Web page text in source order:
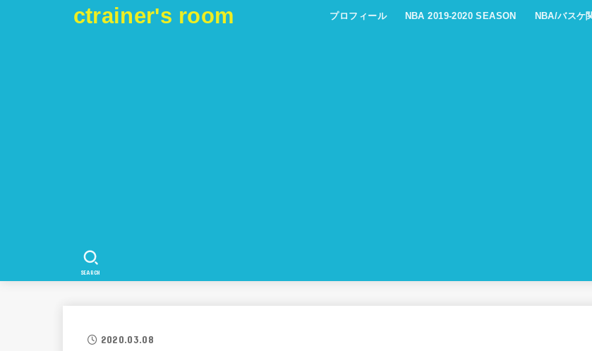
ctrainer's room プロフィール NBA 2019-2020 SEASON NBA/バスケ
SEARCH
2020.03.08